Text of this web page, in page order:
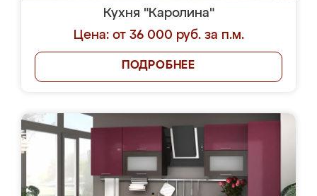
Кухня "Каролина"
Цена: от 36 000 руб. за п.м.
ПОДРОБНЕЕ